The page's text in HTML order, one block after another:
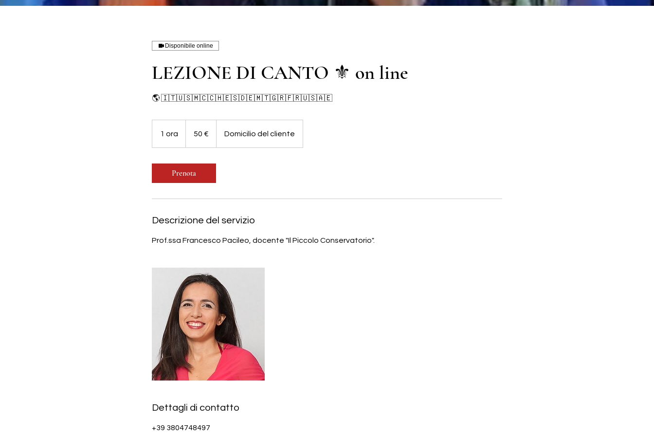
Disponibile online
LEZIONE DI CANTO ⚜️ on line
🌎 🇮🇹🇺🇸🇲🇨🇨🇭🇪🇸🇩🇪🇲🇹🇬🇷🇫🇷🇺🇸🇦🇪
1 ora 50 € Domicilio del cliente
Prenota
Descrizione del servizio
Prof.ssa Francesco Pacileo, docente "Il Piccolo Conservatorio".
Dettagli di contatto
+39 3804748497